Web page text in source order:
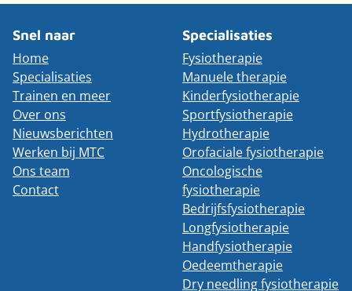
Snel naar
Home
Specialisaties
Trainen en meer
Over ons
Nieuwsberichten
Werken bij MTC
Ons team
Contact
Specialisaties
Fysiotherapie
Manuele therapie
Kinderfysiotherapie
Sportfysiotherapie
Hydrotherapie
Orofaciale fysiotherapie
Oncologische
fysiotherapie
Bedrijfsfysiotherapie
Longfysiotherapie
Handfysiotherapie
Oedeemtherapie
Dry needling fysiotherapie